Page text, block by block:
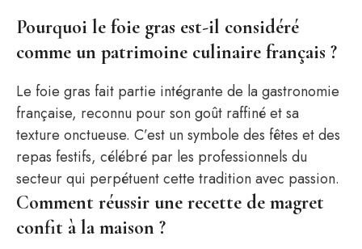
Pourquoi le foie gras est-il considéré
comme un patrimoine culinaire français ?
Le foie gras fait partie intégrante de la gastronomie
française, reconnu pour son goût raffiné et sa
texture onctueuse. C’est un symbole des fêtes et des
repas festifs, célébré par les professionnels du
secteur qui perpétuent cette tradition avec passion.
Comment réussir une recette de magret
confit à la maison ?